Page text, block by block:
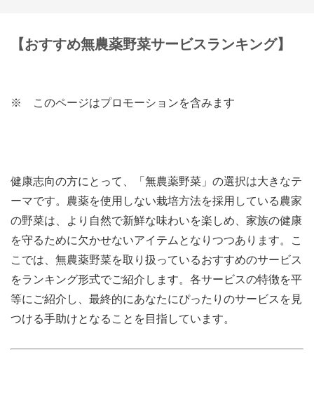
【おすすめ無農薬野菜サービスランキング】
※ このページはプロモーションを含みます
健康志向の方にとって、「無農薬野菜」の選択は大きなテ
ーマです。農薬を使用しない栽培方法を採用している農家
の野菜は、より自然で新鮮な味わいを楽しめ、家族の健康
を守るために欠かせないアイテムとなりつつあります。こ
こでは、無農薬野菜を取り扱っているおすすめのサービス
をランキング形式でご紹介します。各サービスの特徴を平
等にご紹介し、最終的にあなたにぴったりのサービスを見
つける手助けとなることを目指しています。